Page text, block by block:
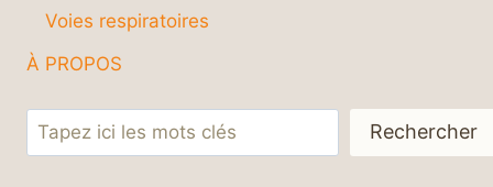
Voies respiratoires
À PROPOS
Rechercher Rechercher